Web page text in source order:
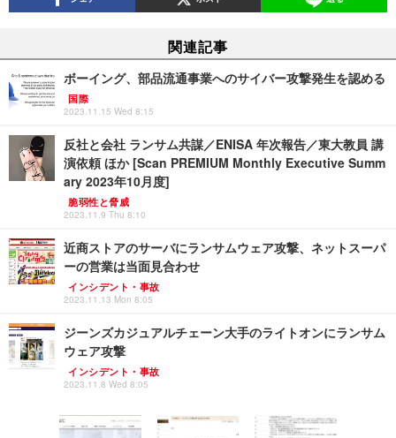
関連記事
ボーイング、部品流通事業へのサイバー攻撃発生を認める
国際
2023.11.15 Wed 8:15
反社と会社 ランサム共謀／ENISA 年次報告／東大教員 講
演依頼 ほか [Scan PREMIUM Monthly Executive Summ
ary 2023年10月度]
脆弱性と脅威
2023.11.9 Thu 8:10
近商ストアのサーバにランサムウェア攻撃、ネットスーパ
ーの営業は当面見合わせ
インシデント・事故
2023.11.13 Mon 8:05
ジーンズカジュアルチェーン大手のライトオンにランサム
ウェア攻撃
インシデント・事故
2023.11.8 Wed 8:05